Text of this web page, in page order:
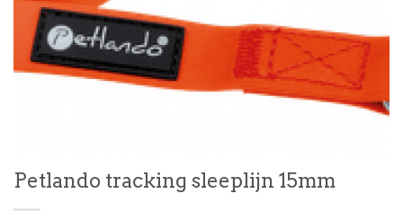
Petlando tracking sleeplijn 15mm